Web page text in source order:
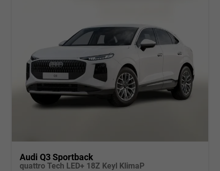
Audi Q3 Sportback
quattro Tech LED+ 18Z Keyl KlimaP